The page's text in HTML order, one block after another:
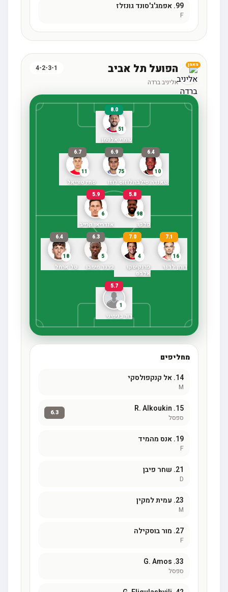
99. אפמג'ג'סונד גונזלז
מאמן הפועל תל אביב
אליניב ברדה
4-2-3-1
51
8.0
עומרי אלטמן
10
6.4
שאנדה סילבה
75
6.9
לוזוס לוזו
11
6.7
סתיו טוריאל
98
5.8
פלקו
5.9
אנדריאן קרייב
16
7.1
דורון לדנר
7.0
פרנקיסקו
אלבס
6.3
פרנד מימבו
18
6.4
טל ארחל
5.7
דור בנימיני
מחליפים
14. אל קנקפולסקי
15.
R. Alkoukin
ספסל
6.3
19. אנס מהמיד
21. שחר פיבן
23. עמית למקין
27. מור בוסקילה
33.
G. Amos
ספסל